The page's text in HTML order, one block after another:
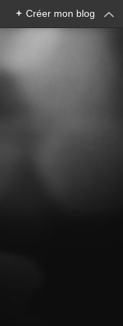
+ Créer mon blog